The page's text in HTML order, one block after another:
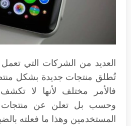
العديد من الشركات التي تعمل
تُطلق منتجات جديدة بشكل
فالأمر مختلف لأنها لا
وحسب بل تعلن عن منتجات
المستخدمين وهذا ما فعلته